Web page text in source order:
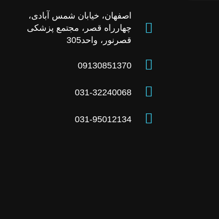
اصفهان، خیابان شمس آبادی،
چهارراه قصر، مجتمع پزشکی
قصرنور، واحد305
09130851370
031-32240068
031-95012134